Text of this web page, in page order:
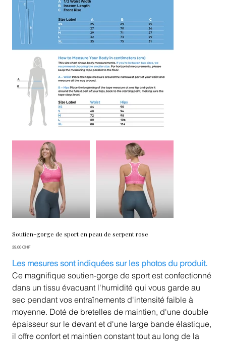
Soutien-gorge de sport en peau de serpent rose
Prix
39,00 CHF
Les mesures sont indiquées sur les photos du produit.
Ce magnifique soutien-gorge de sport est confectionné
dans un tissu évacuant l'humidité qui vous garde au
sec pendant vos entraînements d'intensité faible à
moyenne. Doté de bretelles de maintien, d'une double
épaisseur sur le devant et d'une large bande élastique,
il offre confort et maintien constant tout au long de la